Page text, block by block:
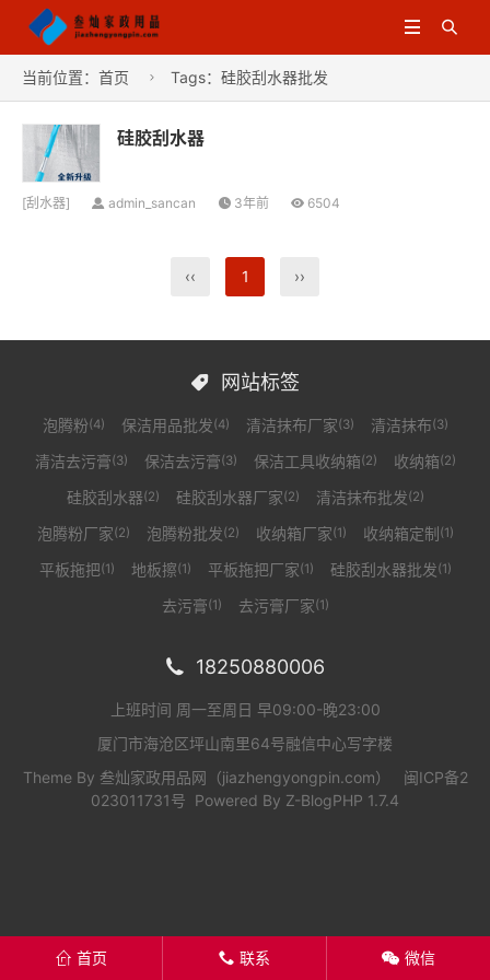


当前位置： 首页  Tags：硅胶刮水器批发
硅胶刮水器
[刮水器] admin_sancan 3年前 6504
‹‹ 1 ››
 网站标签
泡腾粉(4) 保洁用品批发(4) 清洁抹布厂家(3) 清洁抹布(3)
清洁去污膏(3) 保洁去污膏(3) 保洁工具收纳箱(2) 收纳箱(2)
硅胶刮水器(2) 硅胶刮水器厂家(2) 清洁抹布批发(2)
泡腾粉厂家(2) 泡腾粉批发(2) 收纳箱厂家(1) 收纳箱定制 (1)
平板拖把(1) 地板擦(1) 平板拖把厂家(1) 硅胶刮水器批发(1)
去污膏(1) 去污膏厂家(1)
 18250880006
上班时间 周一至周日 早09:00-晚23:00
厦门市海沧区坪山南里64号融信中心写字楼
Theme By 叁灿家政用品网（jiazhengyongpin.com）
闽ICP备2
023011731号 Powered By Z-BlogPHP 1.7.4
󦏑 首页 󦂡 联系 󦘑 微信